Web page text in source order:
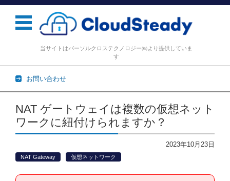
当サイトはパーソルクロステクノロジー㈱より提供していま
す
お問い合わせ
コンテンツに移動
NAT ゲートウェイは複数の仮想ネット
ワークに紐付けられますか？
2023年10月23日
NAT Gateway 仮想ネットワーク